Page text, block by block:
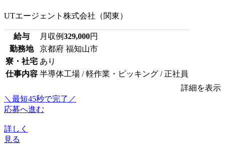
UTエージェント株式会社（関東）
給与 月収例329,000円
勤務地
京都府 福知山市
寮・社宅 あり
仕事内容 半導体工場 / 軽作業・ピッキング / 正社員
詳細を表示
＼最短45秒で完了／
応募へ進む
詳しく
見る